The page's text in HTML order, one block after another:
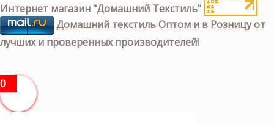
Интернет магазин "Домашний Текстиль"
Домашний текстиль Оптом и в Розницу от
лучших и проверенных производителей!
0